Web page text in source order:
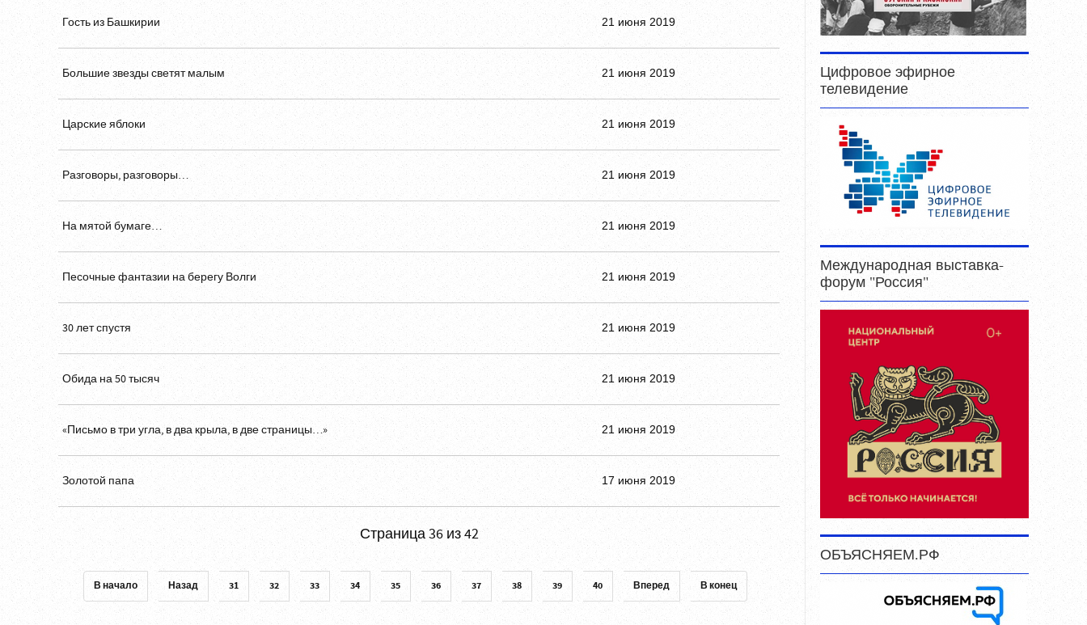
Гость из Башкирии 21 июня 2019
Большие звезды светят малым 21 июня 2019
Царские яблоки 21 июня 2019
Разговоры, разговоры… 21 июня 2019
На мятой бумаге… 21 июня 2019
Песочные фантазии на берегу Волги 21 июня 2019
30 лет спустя 21 июня 2019
Обида на 50 тысяч 21 июня 2019
«Письмо в три угла, в два крыла, в две страницы…» 21 июня 2019
Золотой папа 17 июня 2019
Страница 36 из 42
В начало Назад 31 32 33 34 35 36 37 38 39 40 Вперед В конец
Цифровое эфирное
телевидение
Международная выставка-
форум "Россия"
ОБЪЯСНЯЕМ.РФ